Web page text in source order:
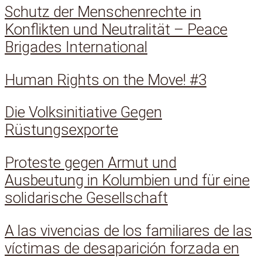
Schutz der Menschenrechte in
Konflikten und Neutralität – Peace
Brigades International
Human Rights on the Move! #3
Die Volksinitiative Gegen
Rüstungsexporte
Proteste gegen Armut und
Ausbeutung in Kolumbien und für eine
solidarische Gesellschaft
A las vivencias de los familiares de las
víctimas de desaparición forzada en